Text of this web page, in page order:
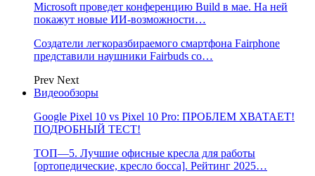
Microsoft проведет конференцию Build в мае. На ней
покажут новые ИИ-возможности…
Создатели легкоразбираемого смартфона Fairphone
представили наушники Fairbuds со…
Prev Next
Видеообзоры
Google Pixel 10 vs Pixel 10 Pro: ПРОБЛЕМ ХВАТАЕТ!
ПОДРОБНЫЙ ТЕСТ!
ТОП—5. Лучшие офисные кресла для работы
[ортопедические, кресло босса]. Рейтинг 2025…